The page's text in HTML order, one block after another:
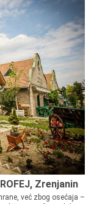
Zrenjanin
već zbog osećaja –